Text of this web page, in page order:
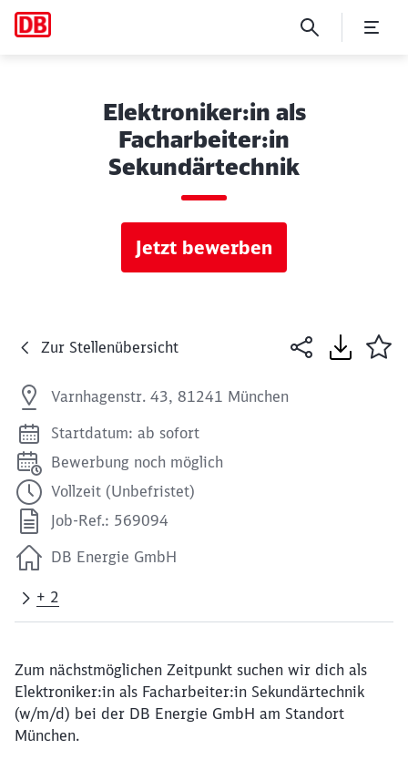
Elektroniker:in als
Facharbeiter:in
Sekundärtechnik
Jetzt bewerben
Zur Stellenübersicht
Varnhagenstr. 43, 81241 München
Startdatum: ab sofort
Bewerbung noch möglich
Vollzeit (Unbefristet)
Job-Ref.: 569094
DB Energie GmbH
+ 2
Zum nächstmöglichen Zeitpunkt suchen wir dich als
Elektroniker:in als Facharbeiter:in Sekundärtechnik
(w/m/d) bei der DB Energie GmbH am Standort
München.